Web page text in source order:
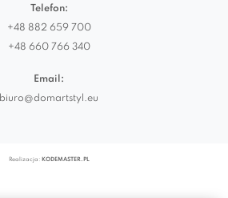
Telefon:
+48 882 659 700
+48 660 766 340
Email:
biuro@domartstyl.eu
Realizacja: KODEMASTER.PL